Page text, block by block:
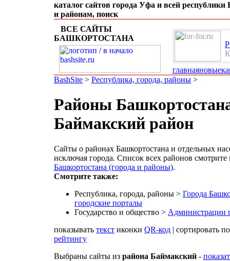
каталог сайтов города Уфа и всей
и районам, поиск
ВСЕ САЙТЫ
БАШКОРТОСТАНА
главнаяновые
BashSite > Республика, города, районы >
Районы
Баймакский район
Сайты о районах Башкортостана и отдельных
исключая города. Список всех районов
Башкортостана (города и районы).
Смотрите также:
Республика, города, районы > Города
городские порталы
Государство и общество > Администрации
показывать текст иконки QR-код | сортировать
рейтингу
Выбраны сайты из района Баймакский -